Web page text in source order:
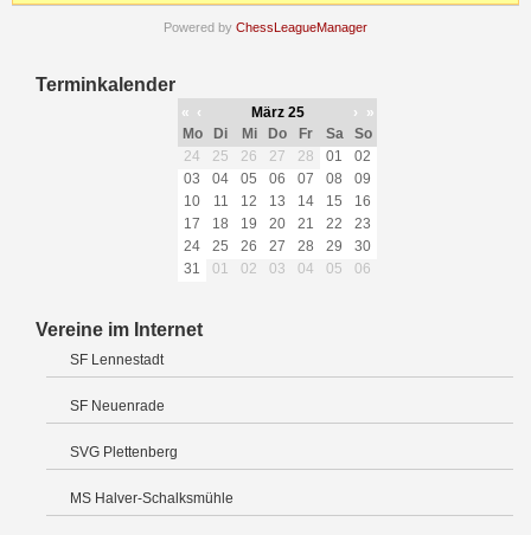
Powered by ChessLeagueManager
Terminkalender
« ‹ März 25 ›
»
Mo
Di Mi Do Fr Sa
So
24
25 26 27 28 01
02
03
04 05 06 07 08
09
10
11 12 13 14 15
16
17
18 19 20 21 22
23
24
25 26 27 28 29
30
31
01 02 03 04 05 06
Vereine im Internet
SF Lennestadt
SF Neuenrade
SVG Plettenberg
MS Halver-Schalksmühle